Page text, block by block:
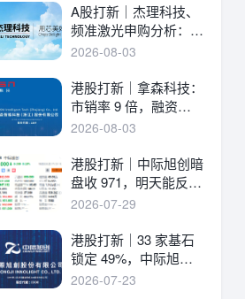
A股打新｜杰理科技、
频准激光申购分析：估
值、中签率与资金方案
2026-08-03
港股打新｜拿森科技：
市销率 9 倍，融资溢
价 30%，能打吗？
2026-08-03
港股打新｜中际旭创暗
盘收 971，明天能反弹
吗？
2026-07-29
港股打新｜33 家基石
锁定 49%，中际旭创
详细申购分析！
2026-07-23